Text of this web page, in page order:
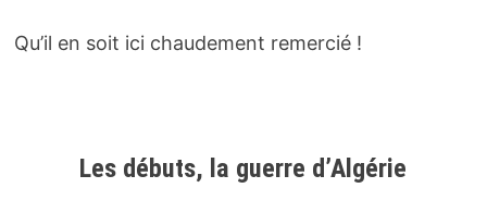
Qu’il en soit ici chaudement remercié !
Les débuts, la guerre d’Algérie